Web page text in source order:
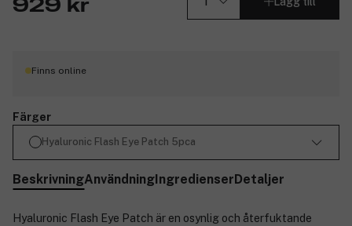
929 kr
Finns online
Färger
Hyaluronic Flash Eye Patch 5pca
BeskrivningAnvändningIngredienserDetaljer
Hyaluronic Flash Eye Patch är en osynlig och återfuktande